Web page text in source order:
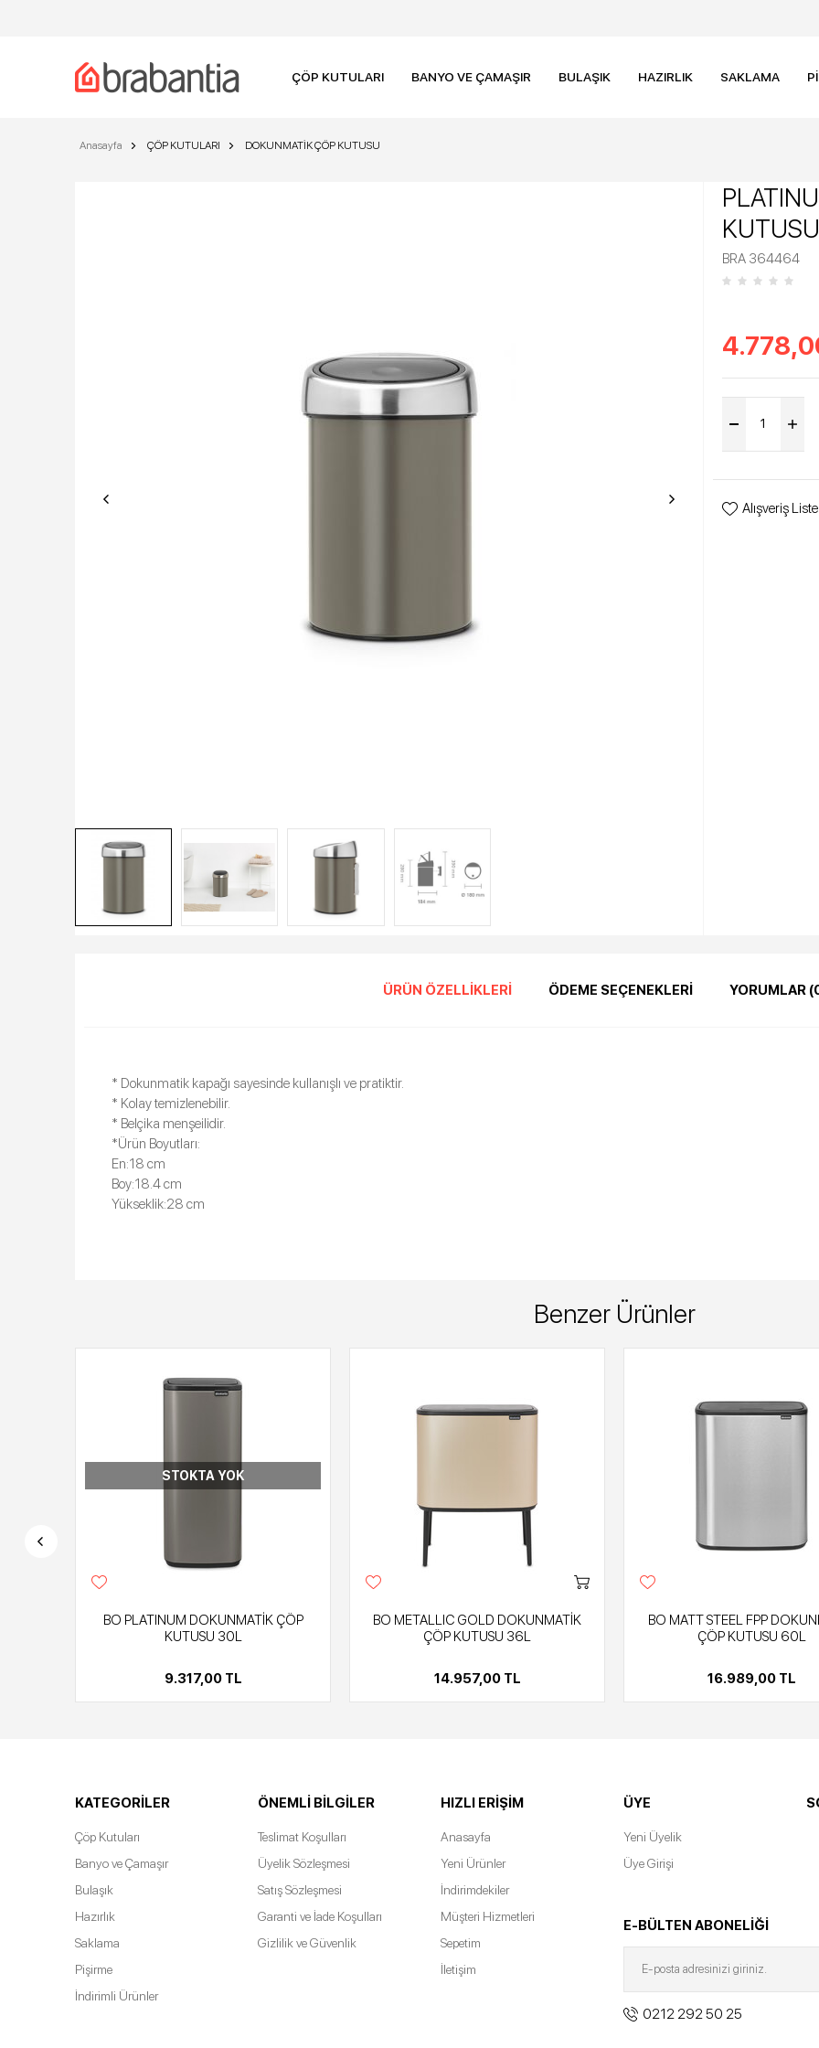
ÇÖP KUTULARI BANYO VE ÇAMAŞIR BULAŞIK HAZIRLIK SAKLAMA
Anasayfa ÇÖP KUTULARI DOKUNMATİK ÇÖP KUTUSU
BRA 364464
Alışveriş
ÜRÜN ÖZELLIKLERI ÖDEME SEÇENEKLERI YORUMLAR
* Dokunmatik kapağı sayesinde kullanışlı ve pratiktir.
* Kolay temizlenebilir.
* Belçika menşeilidir.
*Ürün Boyutları:
En:18 cm
Boy:18.4 cm
Yükseklik:28 cm
Benzer Ürünler
STOKTA YOK
BO PLATINUM DOKUNMATİK ÇÖP
KUTUSU 30L
9.317,00 TL
BO METALLIC GOLD DOKUNMATİK
ÇÖP KUTUSU 36L
14.957,00 TL
BO MATT STEEL FPP
ÇÖP KUTUSU 60L
16.989,00 TL
KATEGORILER
Çöp Kutuları
Banyo ve Çamaşır
Bulaşık
Hazırlık
Saklama
Pişirme
İndirimli Ürünler
ÖNEMLI BILGILER
Teslimat Koşulları
Üyelik Sözleşmesi
Satış Sözleşmesi
Garanti ve İade Koşulları
Gizlilik ve Güvenlik
HIZLI ERIŞIM
Anasayfa
Yeni Ürünler
İndirimdekiler
Müşteri Hizmetleri
Sepetim
İletişim
ÜYE
Yeni Üyelik
Üye Girişi
E-BÜLTEN ABONELİĞİ
0212 292 50 25